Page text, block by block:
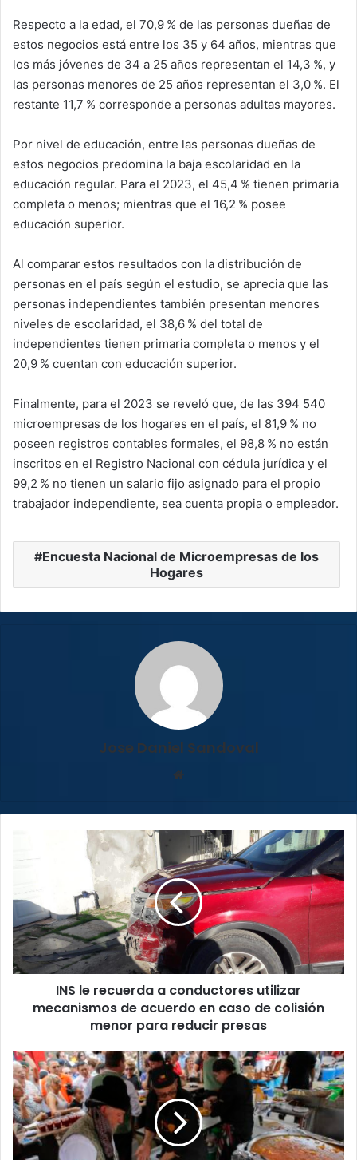
Respecto a la edad, el 70,9 % de las personas dueñas de
estos negocios está entre los 35 y 64 años, mientras que
los más jóvenes de 34 a 25 años representan el 14,3 %, y
las personas menores de 25 años representan el 3,0 %. El
restante 11,7 % corresponde a personas adultas mayores.
Por nivel de educación, entre las personas dueñas de
estos negocios predomina la baja escolaridad en la
educación regular. Para el 2023, el 45,4 % tienen primaria
completa o menos; mientras que el 16,2 % posee
educación superior.
Al comparar estos resultados con la distribución de
personas en el país según el estudio, se aprecia que las
personas independientes también presentan menores
niveles de escolaridad, el 38,6 % del total de
independientes tienen primaria completa o menos y el
20,9 % cuentan con educación superior.
Finalmente, para el 2023 se reveló que, de las 394 540
microempresas de los hogares en el país, el 81,9 % no
poseen registros contables formales, el 98,8 % no están
inscritos en el Registro Nacional con cédula jurídica y el
99,2 % no tienen un salario fijo asignado para el propio
trabajador independiente, sea cuenta propia o empleador.
Encuesta Nacional de Microempresas de los
Hogares
Jose Daniel Sandoval
conductores
utilizar
mecanismos
de
acuerdo
caso
menor
para
reducir
presas
INS le recuerda a conductores utilizar
mecanismos de acuerdo en caso de colisión
menor para reducir presas
¿Sin
planes
para
el
fin
de